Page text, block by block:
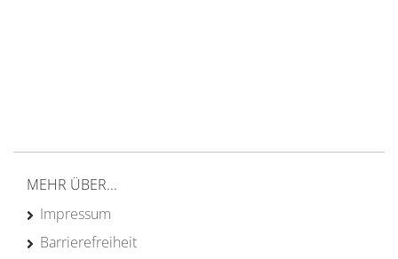
MEHR ÜBER...
Impressum
Barrierefreiheit